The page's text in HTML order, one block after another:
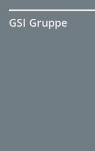
GSI Gruppe